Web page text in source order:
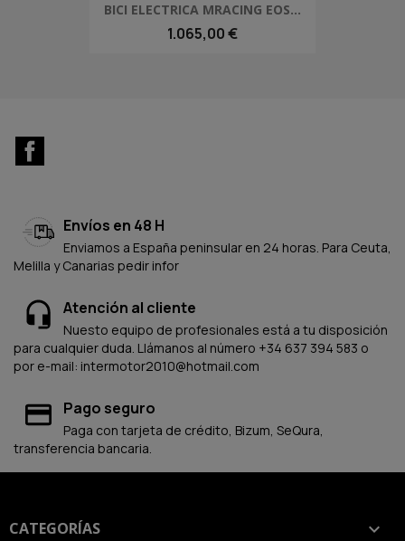
BICI ELECTRICA MRACING EOS...
1.065,00 €
Envíos en 48 H
Enviamos a España peninsular en 24 horas. Para Ceuta,
Melilla y Canarias pedir infor
Atención al cliente
Nuesto equipo de profesionales está a tu disposición
para cualquier duda. Llámanos al número +34 637 394 583 o
por e-mail: intermotor2010@hotmail.com
Pago seguro
Paga con tarjeta de crédito, Bizum, SeQura,
transferencia bancaria.
CATEGORÍAS 